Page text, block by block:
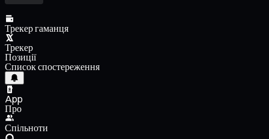
Трекер гаманця
Трекер
Позиції
Список спостереження
App
Про
Спільноти